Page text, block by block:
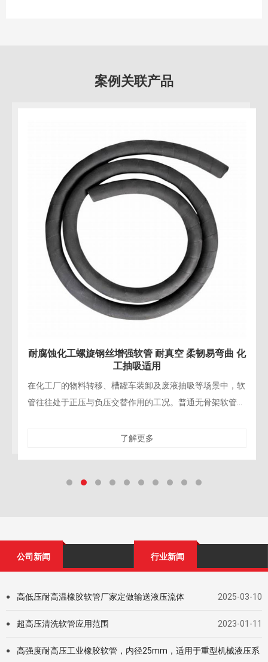
案例关联产品
耐腐蚀化工螺旋钢丝增强软管 耐真空 柔韧易弯曲 化
工抽吸适用
在化工厂的物料转移、槽罐车装卸及废液抽吸等场景中，软
管往往处于正压与负压交替作用的工况。普通无骨架软管在
了解更多
公司新闻 行业新闻
● 高低压耐高温橡胶软管厂家定做输送液压流体 2025-03-10
● 超高压清洗软管应用范围 2023-01-11
●
高强度耐高压工业橡胶软管，内径25mm，适用于重型机械液压系